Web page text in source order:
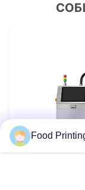
Food